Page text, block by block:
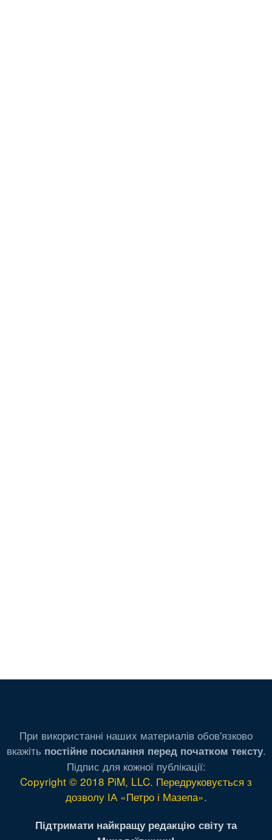
При використанні наших материалів обов'язково
вкажіть постійне посилання перед початком тексту.
Підпис для кожної публікації:
Copyright © 2018 PiM, LLC. Передруковується з
дозволу ІА «Петро і Мазепа».
Підтримати найкращу редакцію світу та